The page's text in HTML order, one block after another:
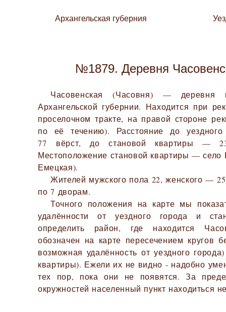
Архангельская губерния
№1879. Деревня
Часовенская (Часовня) — деревня
Архангельской губернии. Находится при
проселочном тракте, на правой стороне
по её течению). Расстояние до
77 вёрст, до становой квартиры —
Местоположение становой квартиры — село
Емецкая).
Жителей мужского пола 22, женского —
по 7 дворам.
Точного положения на карте мы
удалённости от уездного города и
определить район, где находится
обозначен на карте пересечением кругов
возможная удалённость от уездного
квартиры). Ежели их не видно - надобно
тех пор, пока они не появятся. За
окружностей населенный пункт находиться